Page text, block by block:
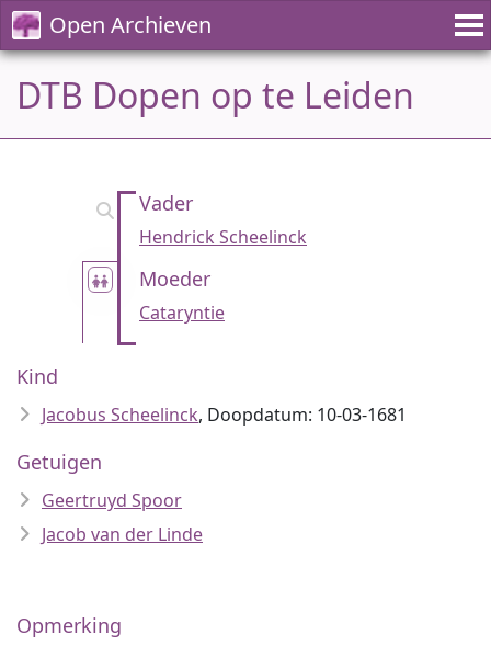
Open Archieven
DTB Dopen op te Leiden
Vader
Hendrick Scheelinck
Moeder
Cataryntie
Kind
Jacobus Scheelinck, Doopdatum: 10-03-1681
Getuigen
Geertruyd Spoor
Jacob van der Linde
Opmerking